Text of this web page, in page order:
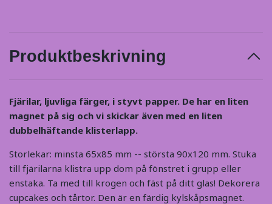
Produktbeskrivning
Fjärilar, ljuvliga färger, i styvt papper. De har en liten
magnet på sig och vi skickar även med en liten
dubbelhäftande klisterlapp.
Storlekar: minsta 65x85 mm -- största 90x120 mm. Stuka
till fjärilarna klistra upp dom på fönstret i grupp eller
enstaka. Ta med till krogen och fäst på ditt glas! Dekorera
cupcakes och tårtor. Den är en färdig kylskåpsmagnet.